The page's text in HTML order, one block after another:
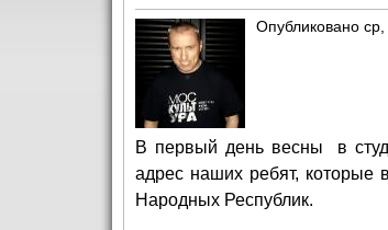
Опубликовано
В первый день весны в
адрес наших ребят, которые
Народных Республик.